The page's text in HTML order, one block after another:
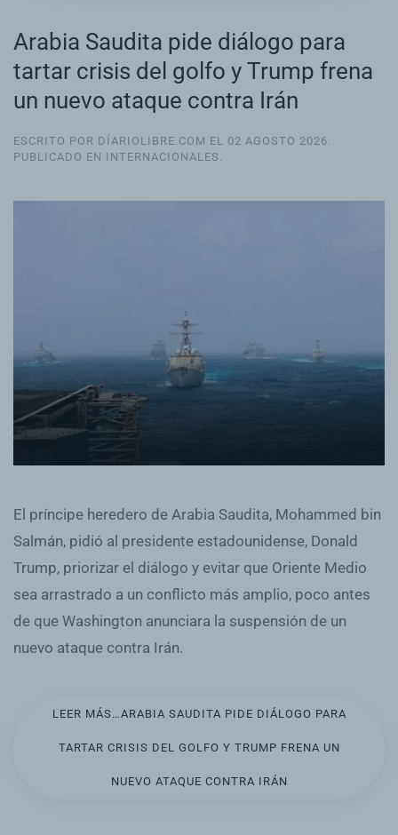
Arabia Saudita pide diálogo para
tartar crisis del golfo y Trump frena
un nuevo ataque contra Irán
ESCRITO POR DÍARIOLIBRE.COM EL 02 AGOSTO 2026
PUBLICADO EN INTERNACIONALES
El príncipe heredero de Arabia Saudita, Mohammed bin
Salmán, pidió al presidente estadounidense, Donald
Trump, priorizar el diálogo y evitar que Oriente Medio
sea arrastrado a un conflicto más amplio, poco antes
de que Washington anunciara la suspensión de un
nuevo ataque contra Irán.
LEER MÁS…ARABIA SAUDITA PIDE DIÁLOGO PARA
TARTAR CRISIS DEL GOLFO Y TRUMP FRENA UN
NUEVO ATAQUE CONTRA IRÁN